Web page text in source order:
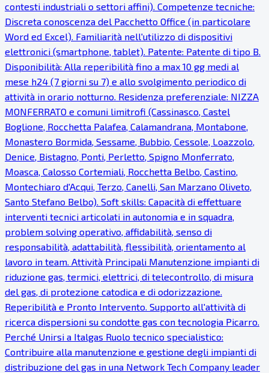
contesti industriali o settori affini). Competenze tecniche:
Discreta conoscenza del Pacchetto Office (in particolare
Word ed Excel). Familiarità nell'utilizzo di dispositivi
elettronici (smartphone, tablet). Patente: Patente di tipo B.
Disponibilità: Alla reperibilità fino a max 10 gg medi al
mese h24 (7 giorni su 7) e allo svolgimento periodico di
attività in orario notturno. Residenza preferenziale: NIZZA
MONFERRATO e comuni limitrofi (Cassinasco, Castel
Boglione, Rocchetta Palafea, Calamandrana, Montabone,
Monastero Bormida, Sessame, Bubbio, Cessole, Loazzolo,
Denice, Bistagno, Ponti, Perletto, Spigno Monferrato,
Moasca, Calosso Cortemiali, Rocchetta Belbo, Castino,
Montechiaro d'Acqui, Terzo, Canelli, San Marzano Oliveto,
Santo Stefano Belbo). Soft skills: Capacità di effettuare
interventi tecnici articolati in autonomia e in squadra,
problem solving operativo, affidabilità, senso di
responsabilità, adattabilità, flessibilità, orientamento al
lavoro in team. Attività Principali Manutenzione impianti di
riduzione gas, termici, elettrici, di telecontrollo, di misura
del gas, di protezione catodica e di odorizzazione.
Reperibilità e Pronto Intervento. Supporto all'attività di
ricerca dispersioni su condotte gas con tecnologia Picarro.
Perché Unirsi a Italgas Ruolo tecnico specialistico:
Contribuire alla manutenzione e gestione degli impianti di
distribuzione del gas in una Network Tech Company leader